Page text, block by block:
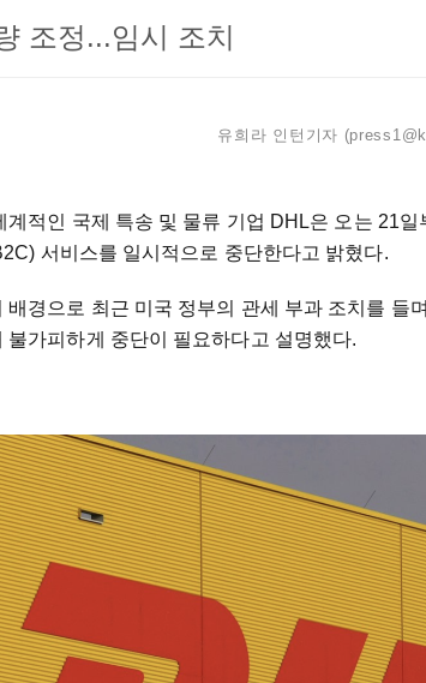
조정...임시 조치
유희라 인턴기자
계적인 국제 특송 및 물류 기업 DHL은 오는 21
서비스를 일시적으로 중단한다고 밝혔다.
배경으로 최근 미국 정부의 관세 부과 조치를 들
불가피하게 중단이 필요하다고 설명했다.